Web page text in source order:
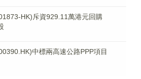
HK)斥資929.11萬港元回購
中標兩高速公路PPP項目